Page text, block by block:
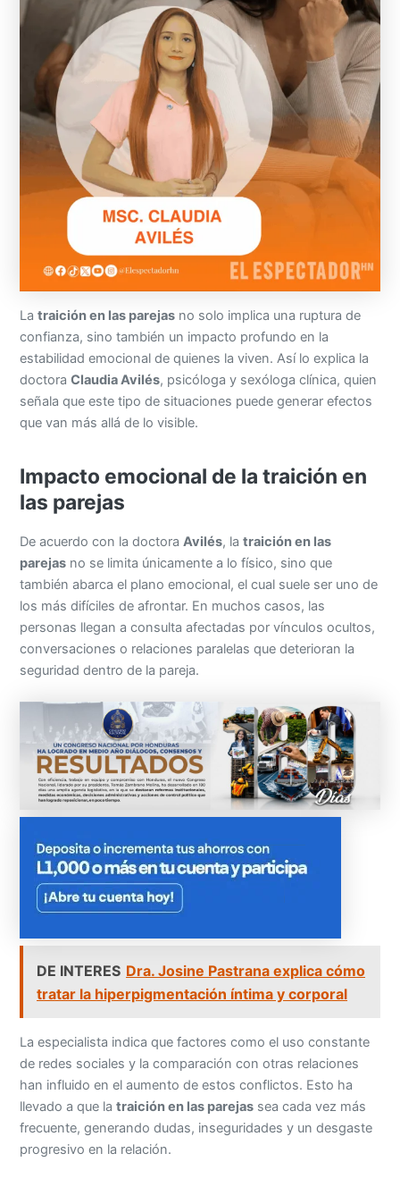
Latraición en las parejas no solo implica una ruptura de
confianza, sino también un impacto profundo en la
estabilidad emocional de quienes la viven. Así lo explica la
doctoraClaudia Avilés, psicóloga y sexóloga clínica, quien
señala que este tipo de situaciones puede generar efectos
que van más allá de lo visible.
Impacto emocional de la traición en
las parejas
De acuerdo con la doctoraAvilés, latraición en las
parejas no se limita únicamente a lo físico, sino que
también abarca el plano emocional, el cual suele ser uno de
los más difíciles de afrontar. En muchos casos, las
personas llegan a consulta afectadas por vínculos ocultos,
conversaciones o relaciones paralelas que deterioran la
seguridad dentro de la pareja.
DE INTERES Dra. Josine Pastrana explica cómo
tratar la hiperpigmentación íntima y corporal
La especialista indica que factores como el uso constante
de redes sociales y la comparación con otras relaciones
han influido en el aumento de estos conflictos. Esto ha
llevado a que latraición en las parejas sea cada vez más
frecuente, generando dudas, inseguridades y un desgaste
progresivo en la relación.